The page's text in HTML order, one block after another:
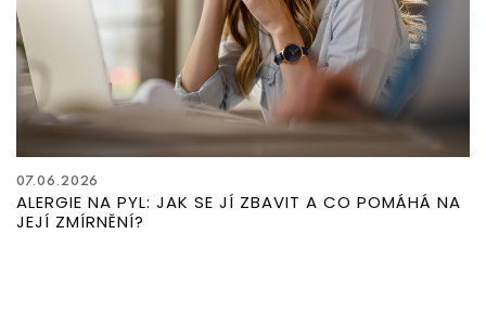
07.06.2026
ALERGIE NA PYL: JAK SE JÍ ZBAVIT A CO POMÁHÁ NA
JEJÍ ZMÍRNĚNÍ?